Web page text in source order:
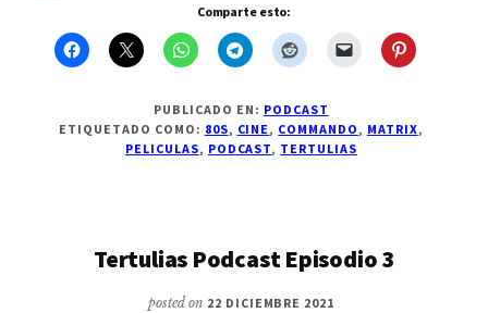
Comparte esto:
PUBLICADO EN: PODCAST
ETIQUETADO COMO: 80S, CINE, COMMANDO, MATRIX,
PELICULAS, PODCAST, TERTULIAS
Tertulias Podcast Episodio 3
posted on 22 DICIEMBRE 2021